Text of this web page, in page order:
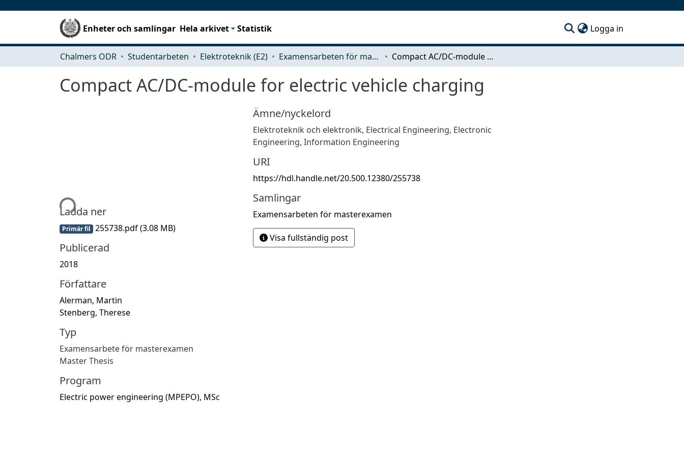
Enheter och samlingar Hela arkivet Statistik Logga in
Chalmers ODR Studentarbeten Elektroteknik (E2) Examensarbeten för masterexamen Compact AC/DC-module for electric vehicle charging
Compact AC/DC-module for electric vehicle charging
Hämtar...
Ladda ner
Primär fil 255738.pdf(3.08 MB)
Publicerad
2018
Författare
Alerman, Martin
Stenberg, Therese
Typ
Examensarbete för masterexamen
Master Thesis
Program
Electric power engineering (MPEPO), MSc
Ämne/nyckelord
Elektroteknik och elektronik, Electrical Engineering, Electronic
Engineering, Information Engineering
URI
https://hdl.handle.net/20.500.12380/255738
Samlingar
Examensarbeten för masterexamen
Visa fullständig post